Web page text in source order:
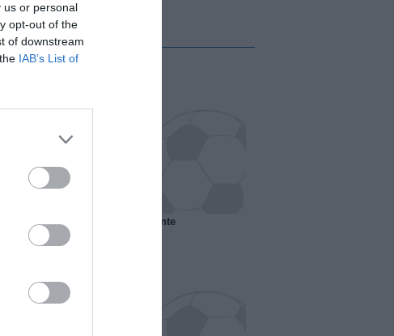
us or personal
opt-out of the
of downstream
IAB’s List of
il Marsiglia senza presidente